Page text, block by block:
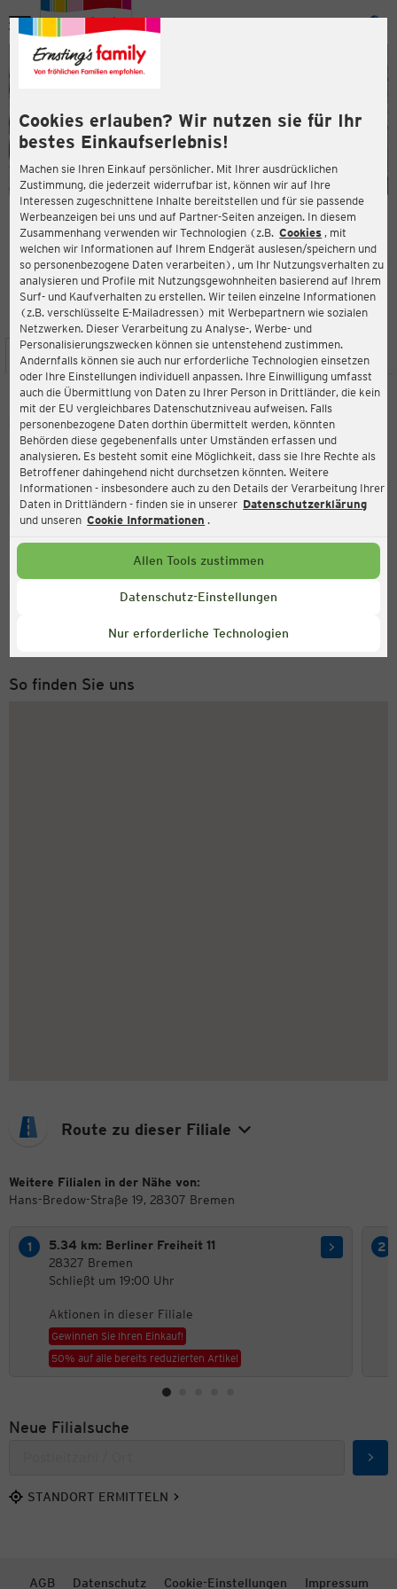
Cookies erlauben? Wir nutzen sie für Ihr
bestes Einkaufserlebnis!
Machen sie Ihren Einkauf persönlicher. Mit Ihrer ausdrücklichen
Zustimmung, die jederzeit widerrufbar ist, können wir auf Ihre
Interessen zugeschnittene Inhalte bereitstellen und für sie passende
Werbeanzeigen bei uns und auf Partner-Seiten anzeigen. In diesem
Zusammenhang verwenden wir Technologien (z.B. Cookies , mit
welchen wir Informationen auf Ihrem Endgerät auslesen/speichern und
so personenbezogene Daten verarbeiten), um Ihr Nutzungsverhalten zu
analysieren und Profile mit Nutzungsgewohnheiten basierend auf Ihrem
Surf- und Kaufverhalten zu erstellen. Wir teilen einzelne Informationen
(z.B. verschlüsselte E-Mailadressen) mit Werbepartnern wie sozialen
Netzwerken. Dieser Verarbeitung zu Analyse-, Werbe- und
Personalisierungszwecken können sie untenstehend zustimmen.
Andernfalls können sie auch nur erforderliche Technologien einsetzen
oder Ihre Einstellungen individuell anpassen. Ihre Einwilligung umfasst
auch die Übermittlung von Daten zu Ihrer Person in Drittländer, die kein
mit der EU vergleichbares Datenschutzniveau aufweisen. Falls
personenbezogene Daten dorthin übermittelt werden, könnten
Behörden diese gegebenenfalls unter Umständen erfassen und
analysieren. Es besteht somit eine Möglichkeit, dass sie Ihre Rechte als
Betroffener dahingehend nicht durchsetzen könnten. Weitere
Informationen - insbesondere auch zu den Details der Verarbeitung Ihrer
Daten in Drittländern - finden sie in unserer Datenschutzerklärung
und unseren Cookie Informationen .
Allen Tools zustimmen
Datenschutz-Einstellungen
Nur erforderliche Technologien
Menü
ERNSTING'S FAMILY FILIALE
Hans-Bredow-Straße 19
28307 Bremen
4,1
Bewertung:
STANDORT SERVICES SORTIMENT AKTIONEN
Ernsting's family
Hans-Bredow-Straße 19, 28307 Bremen
Aktuell:
Geöffnet
Service Hotline
Montag bis Freitag 8-18 Uhr
So finden Sie uns
Route zu dieser Filiale
Weitere Filialen in der Nähe von:
Hans-Bredow-Straße 19, 28307 Bremen
5.34 km: Berliner Freiheit 11
28327 Bremen
Schließt um 19:00 Uhr
Aktionen in dieser Filiale
Gewinnen Sie Ihren Einkauf!
50% auf alle bereits reduzierten Artikel
Neue Filialsuche
STANDORT ERMITTELN
AGB Datenschutz Cookie-Einstellungen Impressum